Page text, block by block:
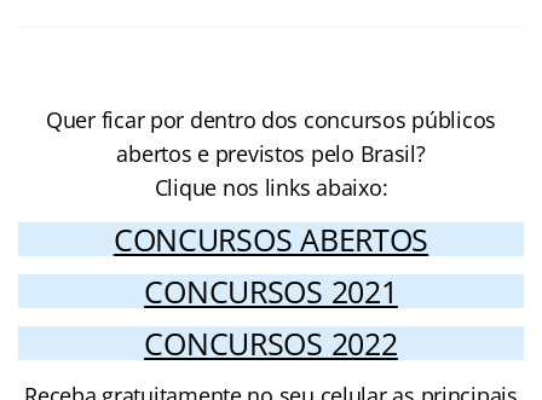
Quer ficar por dentro dos concursos públicos
abertos e previstos pelo Brasil?
Clique nos links abaixo:
CONCURSOS ABERTOS
CONCURSOS 2021
CONCURSOS 2022